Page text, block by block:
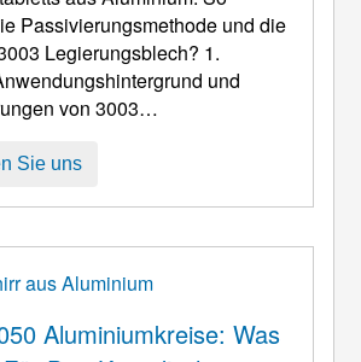
3003 Legierungsblech?
Passivierungsmethode und die
Legierungsblech? 1.
und
von 3003
3003
Aufbewahrungstabletts
Präzisionsinstrumente) sind
in der Medizin,
Sie uns
Aluminiumkreise: Was